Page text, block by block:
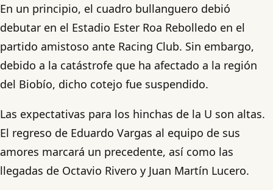
En un principio, el cuadro bullanguero debió
debutar en el Estadio Ester Roa Rebolledo en el
partido amistoso ante Racing Club. Sin embargo,
debido a la catástrofe que ha afectado a la región
del Biobío, dicho cotejo fue suspendido.
Las expectativas para los hinchas de la U son altas.
El regreso de Eduardo Vargas al equipo de sus
amores marcará un precedente, así como las
llegadas de Octavio Rivero y Juan Martín Lucero.